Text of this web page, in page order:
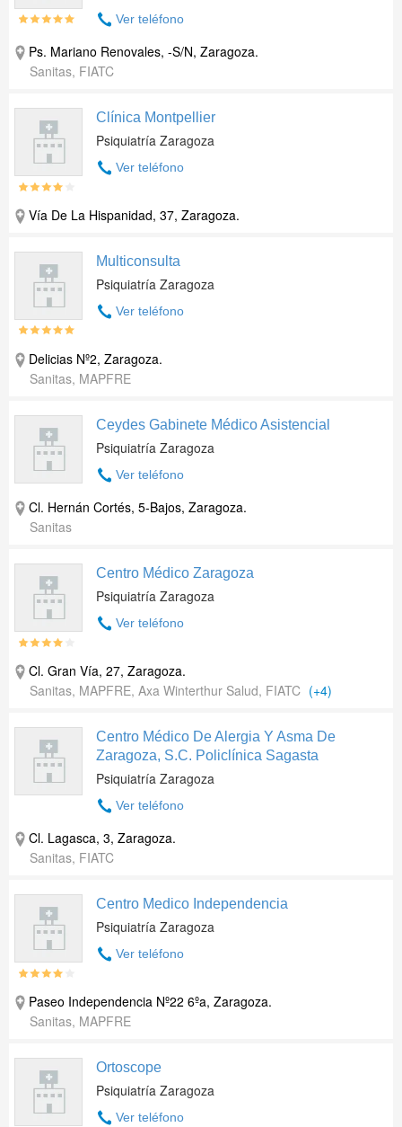
Ver teléfono
Ps. Mariano Renovales, -S/N, Zaragoza.
Sanitas, FIATC
Clínica Montpellier
Psiquiatría Zaragoza
Ver teléfono
Vía De La Hispanidad, 37, Zaragoza.
Multiconsulta
Psiquiatría Zaragoza
Ver teléfono
Delicias Nº2, Zaragoza.
Sanitas, MAPFRE
Ceydes Gabinete Médico Asistencial
Psiquiatría Zaragoza
Ver teléfono
Cl. Hernán Cortés, 5-Bajos, Zaragoza.
Sanitas
Centro Médico Zaragoza
Psiquiatría Zaragoza
Ver teléfono
Cl. Gran Vía, 27, Zaragoza.
Sanitas, MAPFRE, Axa Winterthur Salud, FIATC (+4)
Centro Médico De Alergia Y Asma De
Zaragoza, S.C. Policlínica Sagasta
Psiquiatría Zaragoza
Ver teléfono
Cl. Lagasca, 3, Zaragoza.
Sanitas, FIATC
Centro Medico Independencia
Psiquiatría Zaragoza
Ver teléfono
Paseo Independencia Nº22 6ºa, Zaragoza.
Sanitas, MAPFRE
Ortoscope
Psiquiatría Zaragoza
Ver teléfono